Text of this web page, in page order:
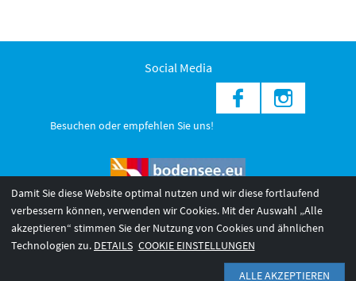
Social Media
Besuchen oder empfehlen Sie uns!
© 2026 Internationale Bodensee Tourismus GmbH
Damit Sie diese Website optimal nutzen und wir diese fortlaufend
verbessern können, verwenden wir Cookies. Mit der Auswahl „Alle
akzeptieren“ stimmen Sie der Nutzung von Cookies und ähnlichen
Technologien zu. DETAILS COOKIE EINSTELLUNGEN
ALLE AKZEPTIEREN